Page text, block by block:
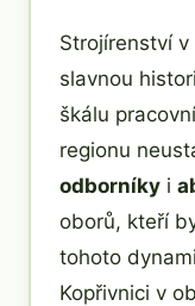
Strojírenství v
slavnou
škálu
regionu
odborníky i
oborů, kteří
tohoto
Kopřivnici v